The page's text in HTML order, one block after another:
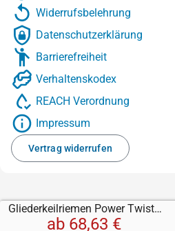
Gliederkeilriemen Power Twist Plus
ab 68,63 €
Widerrufsbelehrung
Datenschutzerklärung
Barrierefreiheit
Verhaltenskodex
REACH Verordnung
Impressum
Vertrag widerrufen